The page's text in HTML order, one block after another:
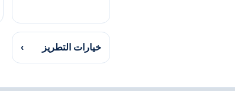
خيارات التطريز ›